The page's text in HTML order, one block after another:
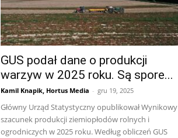
GUS podał dane o produkcji
warzyw w 2025 roku. Są spore...
Kamil Knapik, Hortus Media - gru 19, 2025
Główny Urząd Statystyczny opublikował Wynikowy
szacunek produkcji ziemiopłodów rolnych i
ogrodniczych w 2025 roku. Według obliczeń GUS